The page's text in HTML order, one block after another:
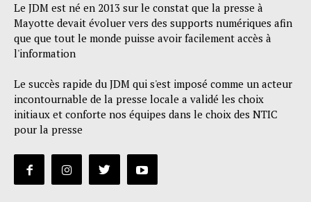
Le JDM est né en 2013 sur le constat que la presse à
Mayotte devait évoluer vers des supports numériques afin
que que tout le monde puisse avoir facilement accès à
l'information
Le succès rapide du JDM qui s'est imposé comme un acteur
incontournable de la presse locale a validé les choix
initiaux et conforte nos équipes dans le choix des NTIC
pour la presse